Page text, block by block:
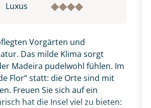
Luxus
Vorgärten und
Das milde Klima sorgt
Madeira pudelwohl fühlen. Im
Flor“ statt: die Orte sind mit
Freuen Sie sich auf ein
hat die Insel viel zu bieten: